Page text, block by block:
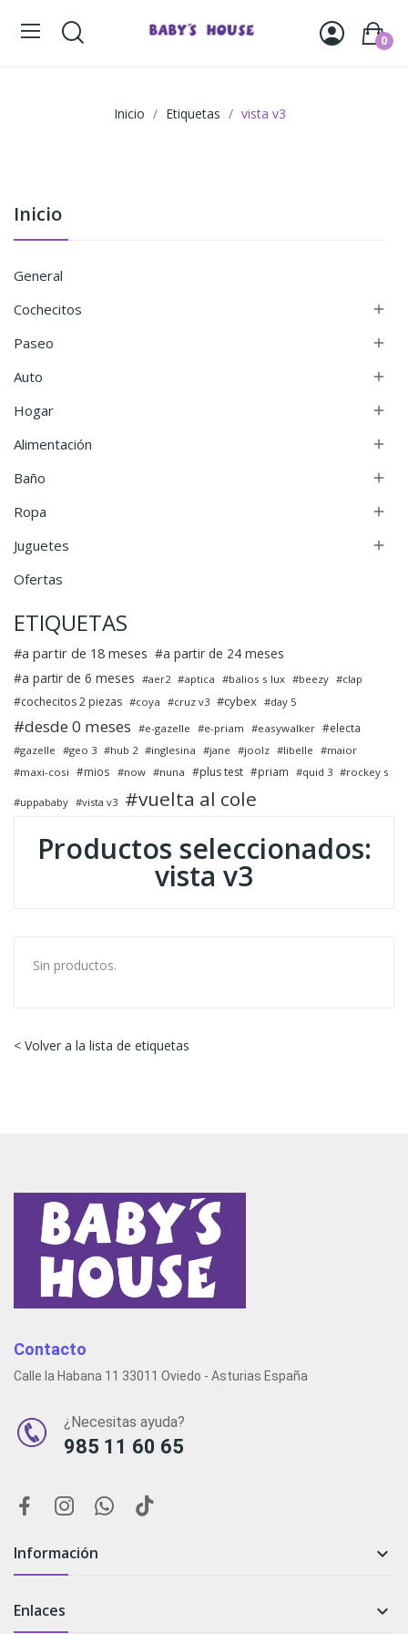
0
Inicio Etiquetas vista v3
Inicio
General
Cochecitos

Paseo 
Auto 
Hogar 
Alimentación 
Baño 
Ropa 
Juguetes 
Ofertas
ETIQUETAS
a partir de 18 meses
a partir de 24 meses
a partir de 6 meses
aer2 aptica balios s lux beezy clap
cochecitos 2 piezas coya cruz v3 cybex day 5
desde 0 meses e-gazelle e-priam easywalker electa
gazelle geo 3 hub 2 inglesina jane joolz libelle
maior
maxi-cosi
mios now nuna plus test priam quid 3 rockey s
uppababy vista v3 vuelta al cole
Productos seleccionados:
vista v3
Sin productos.
< Volver a la lista de etiquetas
Contacto
Calle la Habana 11 33011 Oviedo - Asturias España
¿Necesitas ayuda?
985 11 60 65
Información 
Enlaces 